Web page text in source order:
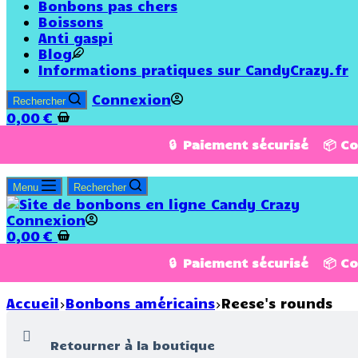
Bonbons pas chers
Boissons
Anti gaspi
Blog
Informations pratiques sur CandyCrazy.fr
Rechercher
Connexion
0,00 €
🔒 Paiement sécurisé 📦
Menu Rechercher
Connexion
0,00 €
🔒 Paiement sécurisé 📦
Accueil Bonbons américains Reese's rounds
Retourner à la boutique